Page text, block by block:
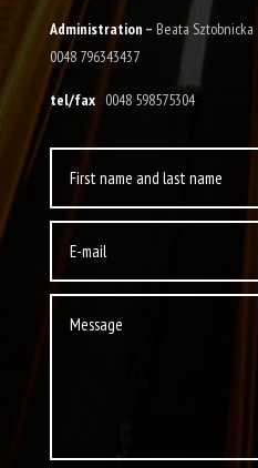
Administration – Beata Sztobnicka
0048 796343437
tel/fax 0048 598575304